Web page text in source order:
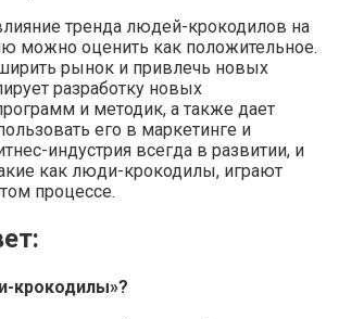
тренда людей-крокодилов на
можно оценить как положительное.
рынок и привлечь новых
разработку новых
и методик, а также дает
его в маркетинге и
индустрия всегда в развитии, и
как люди-крокодилы, играют
процессе.
крокодилы»?